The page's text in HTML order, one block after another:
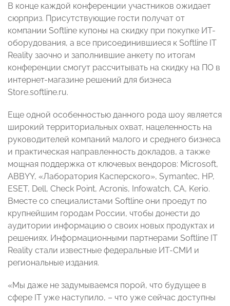
В конце каждой конференции участников ожидает
сюрприз. Присутствующие гости получат от
компании Softline купоны на скидку при покупке ИТ-
оборудования, а все присоединившиеся к Softline IT
Reality заочно и заполнившие анкету по итогам
конференции смогут рассчитывать на скидку на ПО в
интернет-магазине решений для бизнеса
Store.softline.ru.
Еще одной особенностью данного рода шоу является
широкий территориальных охват, нацеленность на
руководителей компаний малого и среднего бизнеса
и практическая направленность докладов, а также
мощная поддержка от ключевых вендоров: Microsoft,
ABBYY, «Лаборатория Касперского», Symantec, HP,
ESET, Dell, Check Point, Acronis, Infowatch, CA, Kerio.
Вместе со специалистами Softline они проедут по
крупнейшим городам России, чтобы донести до
аудитории информацию о своих новых продуктах и
решениях. Информационными партнерами Softline IT
Reality стали известные федеральные ИТ-СМИ и
региональные издания.
«Мы даже не задумываемся порой, что будущее в
сфере IT уже наступило, – что уже сейчас доступны